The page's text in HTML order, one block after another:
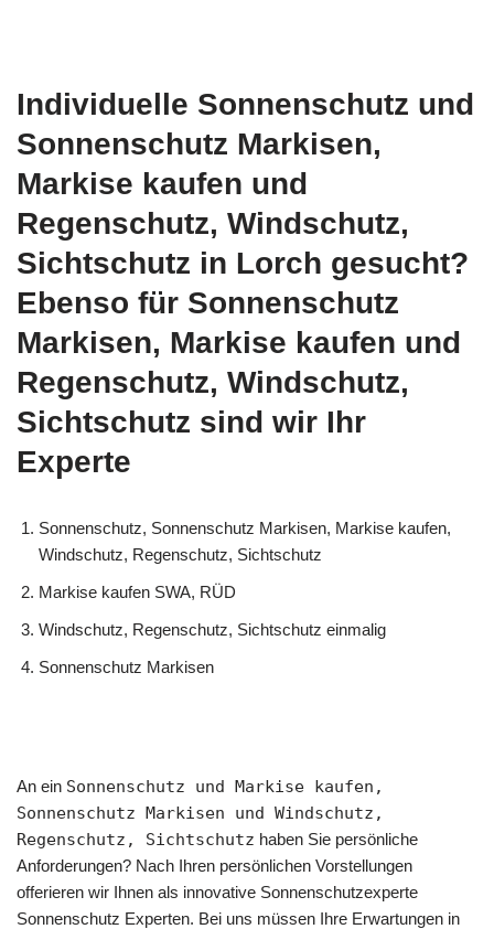
Individuelle Sonnenschutz und
Sonnenschutz Markisen,
Markise kaufen und
Regenschutz, Windschutz,
Sichtschutz in Lorch gesucht?
Ebenso für Sonnenschutz
Markisen, Markise kaufen und
Regenschutz, Windschutz,
Sichtschutz sind wir Ihr
Experte
Sonnenschutz, Sonnenschutz Markisen, Markise kaufen,
Windschutz, Regenschutz, Sichtschutz
Markise kaufen SWA, RÜD
Windschutz, Regenschutz, Sichtschutz einmalig
Sonnenschutz Markisen
An ein Sonnenschutz und Markise kaufen,
Sonnenschutz Markisen und Windschutz,
Regenschutz, Sichtschutz haben Sie persönliche
Anforderungen? Nach Ihren persönlichen Vorstellungen
offerieren wir Ihnen als innovative Sonnenschutzexperte
Sonnenschutz Experten. Bei uns müssen Ihre Erwartungen in